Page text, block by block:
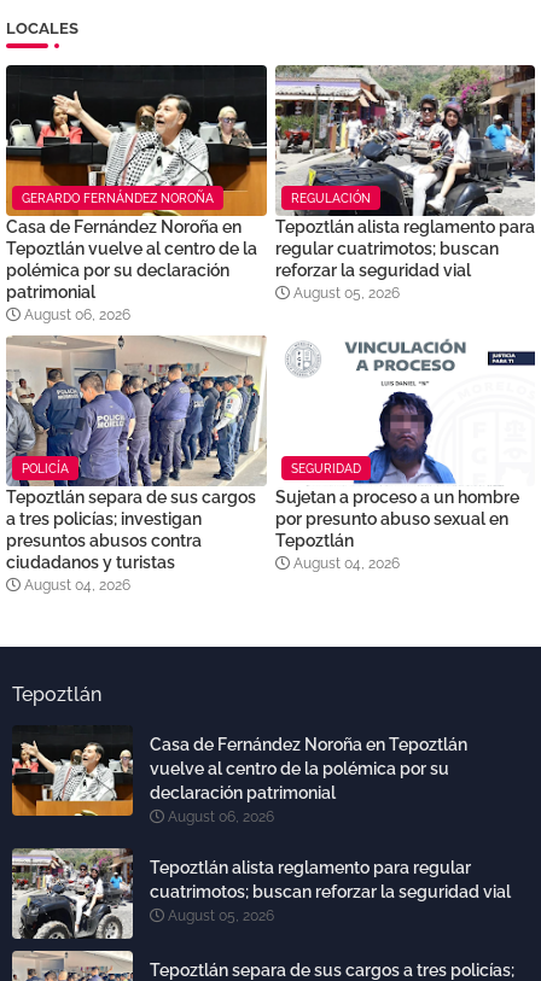
LOCALES
GERARDO FERNÁNDEZ NOROÑA
Casa de Fernández Noroña en
Tepoztlán vuelve al centro de la
polémica por su declaración
patrimonial
August 06, 2026
REGULACIÓN
Tepoztlán alista reglamento para
regular cuatrimotos; buscan
reforzar la seguridad vial
August 05, 2026
POLICÍA
Tepoztlán separa de sus cargos
a tres policías; investigan
presuntos abusos contra
ciudadanos y turistas
August 04, 2026
SEGURIDAD
Sujetan a proceso a un hombre
por presunto abuso sexual en
Tepoztlán
August 04, 2026
Tepoztlán
Casa de Fernández Noroña en Tepoztlán
vuelve al centro de la polémica por su
declaración patrimonial
August 06, 2026
Tepoztlán alista reglamento para regular
cuatrimotos; buscan reforzar la seguridad vial
August 05, 2026
Tepoztlán separa de sus cargos a tres policías;